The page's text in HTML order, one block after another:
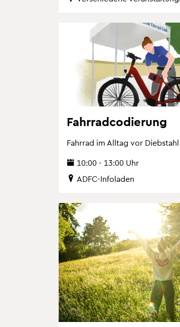
Fahr­rad­co­die­rung
Fahr­rad im All­tag vor
10:00 - 13:00 Uhr
ADFC-In­fo­la­den